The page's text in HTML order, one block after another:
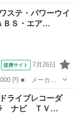
■ グレード
車検整備付 禁
ステ・パワーウイ
ＢＳ・エア…
提携サイト 7月26日
名： ＲＳ パワ
エアバック・純正
ライブレコーダ
ナビ ＴＶ…